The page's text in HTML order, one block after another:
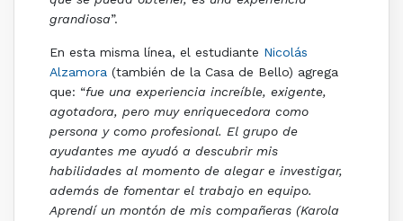
grandiosa”.
En esta misma línea, el estudiante Nicolás
Alzamora (también de la Casa de Bello) agrega
que: “fue una experiencia increíble, exigente,
agotadora, pero muy enriquecedora como
persona y como profesional. El grupo de
ayudantes me ayudó a descubrir mis
habilidades al momento de alegar e investigar,
además de fomentar el trabajo en equipo.
Aprendí un montón de mis compañeras (Karola